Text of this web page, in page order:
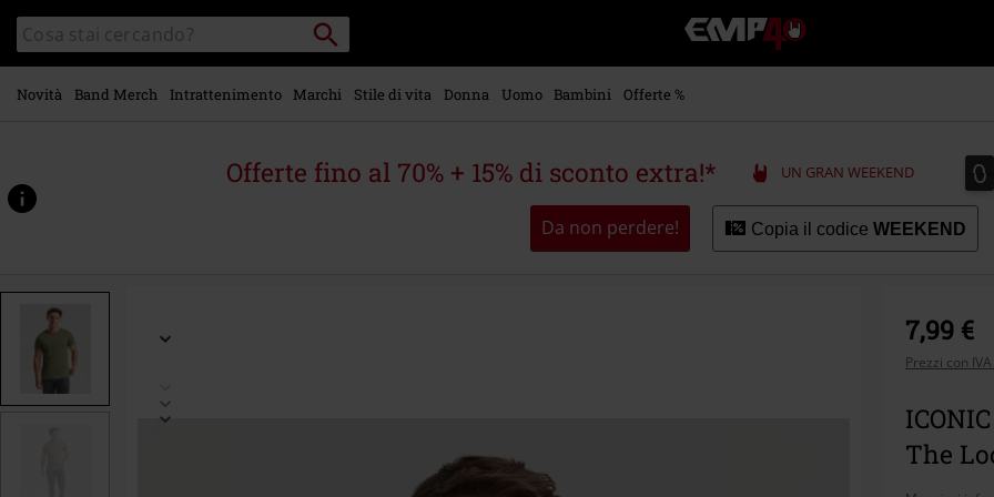
contenuto
principale
Cerca
nel
catalogo
Cerca
Punto
di
ritiro
EMP
-
Musica,
Videogame
-
Abbigliamento
Novità Band Merch Intrattenimento Marchi Stile di vita Donna Uomo Bambini Offerte %
Offerte fino al 70% + 15% di sconto extra!* UN GRAN WEEKEND 0
0
Da non perdere! Copia il codice WEEKEND
www.emp-
p/iconic-
7,99 €
Prezzi con
The